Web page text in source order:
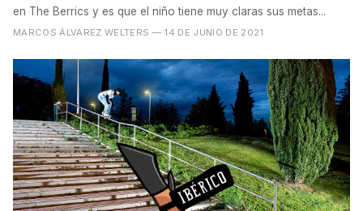
en The Berrics y es que el niño tiene muy claras sus metas...
MARCOS ÁLVAREZ WELTERS — 14 DE JUNIO DE 2021